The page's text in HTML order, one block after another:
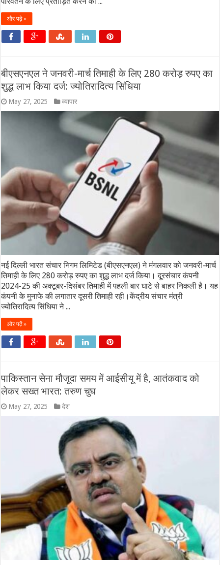
और पढ़ें »
बीएसएनएल ने जनवरी-मार्च तिमाही के लिए 280 करोड़ रुपए का
शुद्ध लाभ किया दर्ज: ज्योतिरादित्य सिंधिया
May 27, 2025 व्यापार
नई दिल्ली भारत संचार निगम लिमिटेड (बीएसएनएल) ने मंगलवार को जनवरी-मार्च
तिमाही के लिए 280 करोड़ रुपए का शुद्ध लाभ दर्ज किया। दूरसंचार कंपनी
2024-25 की अक्टूबर-दिसंबर तिमाही में पहली बार घाटे से बाहर निकली है। यह
कंपनी के मुनाफे की लगातार दूसरी तिमाही रही।केंद्रीय संचार मंत्री
ज्योतिरादित्य सिंधिया ने ...
और पढ़ें »
पाकिस्तान सेना मौजूदा समय में आईसीयू में है, आतंकवाद को
लेकर सख्त भारत: तरुण चुघ
May 27, 2025 देश